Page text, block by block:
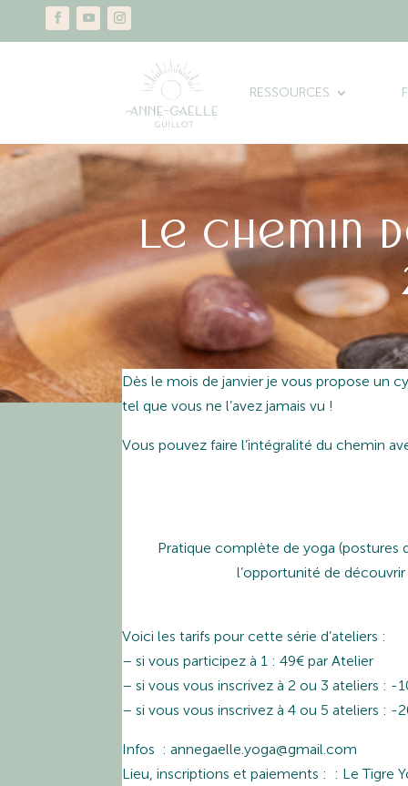
RESSOURCES
Le chemin
Dès le mois de janvier je vous propose un
tel que vous ne l’avez jamais vu !
Vous pouvez faire l’intégralité du chemin
Pratique complète de yoga (postures
l’opportunité de
Voici les tarifs pour cette série d’ateliers :
– si vous participez à 1 : 49€ par Atelier
– si vous vous inscrivez à 2 ou 3 ateliers : -
– si vous vous inscrivez à 4 ou 5 ateliers : -
Infos : annegaelle.yoga@gmail.com
Lieu, inscriptions et paiements : : Le Tigre